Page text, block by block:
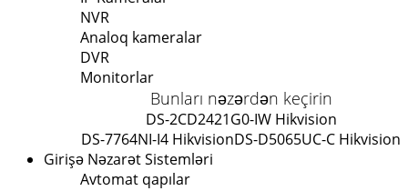
NVR
Analoq kameralar
DVR
Monitorlar
Bunları nəzərdən keçirin
DS-2CD2421G0-IW Hikvision
DS-7764NI-I4 HikvisionDS-D5065UC-C Hikvision
Girişə Nəzarət Sistemləri
Avtomat qapılar